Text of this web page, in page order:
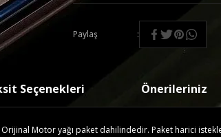
Paylaş
Seçenekleri Önerileriniz
Motor yağı paket dahilindedir. Paket harici